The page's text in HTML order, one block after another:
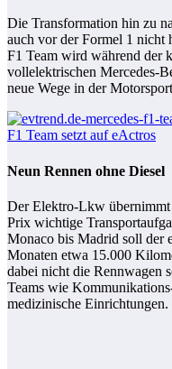
Die Transformation hin zu
auch vor der Formel 1
F1 Team wird während der
vollelektrischen Mercedes-
neue Wege in der
Neun Rennen ohne Diesel
Der Elektro-Lkw übernimmt
Prix wichtige
Monaco bis Madrid soll der
Monaten etwa 15.000
dabei nicht die Rennwagen
Teams wie
medizinische Einrichtungen.